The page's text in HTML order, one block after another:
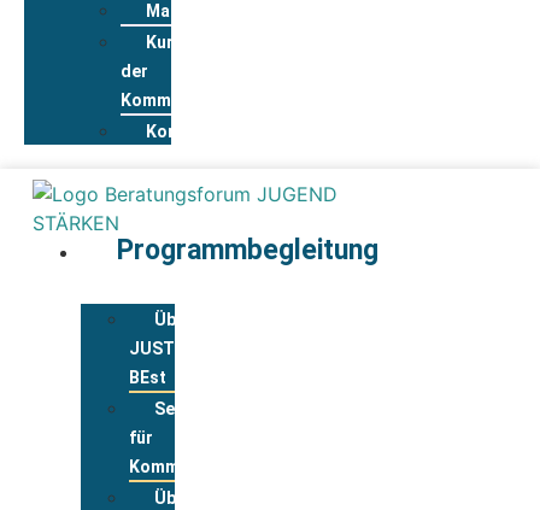
Materialpool
Kurzportraits
der
Kommunen
Kontakt
Programmbegleitung
Über
JUST
BEst
Service
für
Kommunen
Über